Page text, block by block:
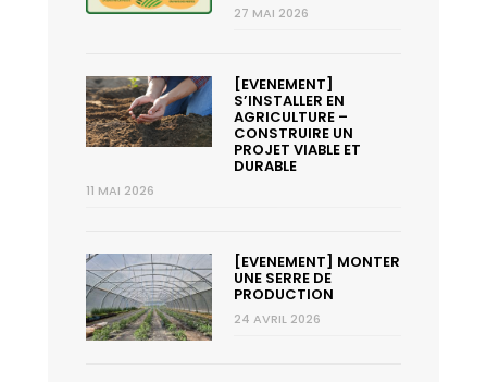
27 MAI 2026
[EVENEMENT]
S’INSTALLER EN
AGRICULTURE –
CONSTRUIRE UN
PROJET VIABLE ET
DURABLE
11 MAI 2026
[EVENEMENT] MONTER
UNE SERRE DE
PRODUCTION
24 AVRIL 2026